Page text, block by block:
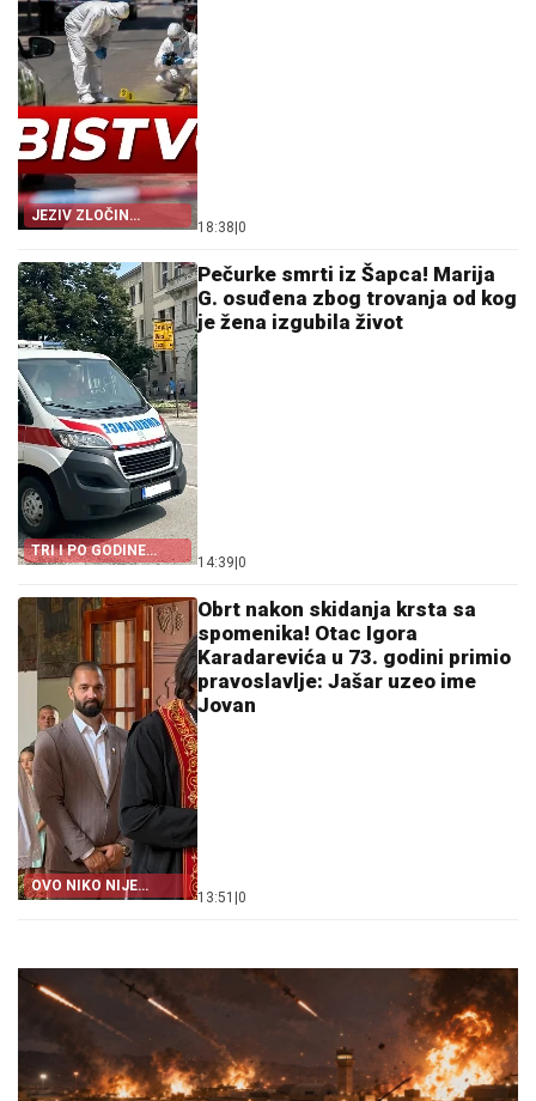
JEZIV ZLOČIN
NASRED ULICE
18:38 0
TRI I PO GODINE
ČEKALA PRESUDU
Pečurke smrti iz Šapca! Marija
G. osuđena zbog trovanja od kog
je žena izgubila život
14:39 0
OVO NIKO NIJE
OČEKIVAO!
Obrt nakon skidanja krsta sa
spomenika! Otac Igora
Karadarevića u 73. godini primio
pravoslavlje: Jašar uzeo ime
Jovan
13:51 0